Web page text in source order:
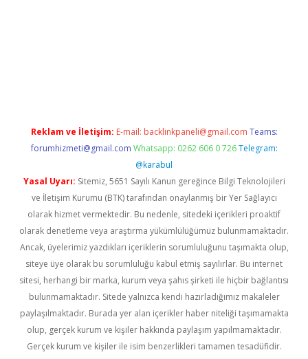
Reklam ve İletişim: E-mail: backlinkpaneli@gmail.com Teams:
forumhizmeti@gmail.com Whatsapp: 0262 606 0 726 Telegram:
@karabul
Yasal Uyarı: Sitemiz, 5651 Sayılı Kanun gereğince Bilgi Teknolojileri
ve İletişim Kurumu (BTK) tarafından onaylanmış bir Yer Sağlayıcı
olarak hizmet vermektedir. Bu nedenle, sitedeki içerikleri proaktif
olarak denetleme veya araştırma yükümlülüğümüz bulunmamaktadır.
Ancak, üyelerimiz yazdıkları içeriklerin sorumluluğunu taşımakta olup,
siteye üye olarak bu sorumluluğu kabul etmiş sayılırlar. Bu internet
sitesi, herhangi bir marka, kurum veya şahıs şirketi ile hiçbir bağlantısı
bulunmamaktadır. Sitede yalnızca kendi hazırladığımız makaleler
paylaşılmaktadır. Burada yer alan içerikler haber niteliği taşımamakta
olup, gerçek kurum ve kişiler hakkında paylaşım yapılmamaktadır.
Gerçek kurum ve kişiler ile isim benzerlikleri tamamen tesadüfidir.